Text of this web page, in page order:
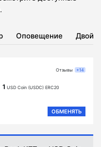
Оповещение
1 USD Coin (USDC) ERC20
ОБМЕНЯТЬ
Отзывы +14